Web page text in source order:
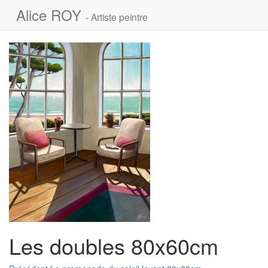
Alice ROY - Artiste peintre
Les doubles 80x60cm